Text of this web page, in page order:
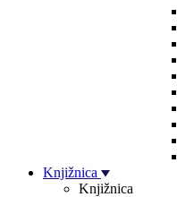
Knjižnica
Knjižnica